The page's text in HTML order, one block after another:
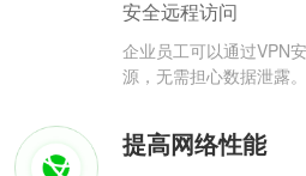
安全远程访问
企业员工可以通过VPN
源，无需担心数据泄露。
提高网络性能